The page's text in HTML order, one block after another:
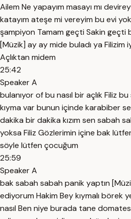
Ailem Ne yapayım masayı mı
katayım ateşe mi vereyim bu evi yok
şampiyon Tamam geçti Sakin geçti
[Müzik] ay ay mide buladı ya Filizim
Açlıktan midem
25:42
Speaker A
bulanıyor of bu nasıl bir açlık Filiz
kıyma var bunun içinde karabiber
dakika bir dakika kızım sen sabah
yoksa Filiz Gözlerimin içine bak
söyle lütfen çocuğum
25:59
Speaker A
bak sabah sabah panik yaptın
ediyorum Hakim Bey kıymalı börek
nasıl Ben niye burada tane